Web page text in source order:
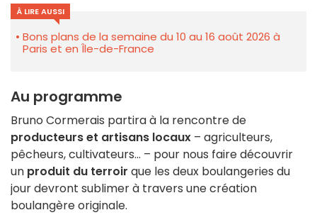
À LIRE AUSSI
Bons plans de la semaine du 10 au 16 août 2026 à
Paris et en Île-de-France
Au programme
Bruno Cormerais partira à la rencontre de
producteurs et artisans locaux – agriculteurs,
pêcheurs, cultivateurs… – pour nous faire découvrir
un produit du terroir que les deux boulangeries du
jour devront sublimer à travers une création
boulangère originale.